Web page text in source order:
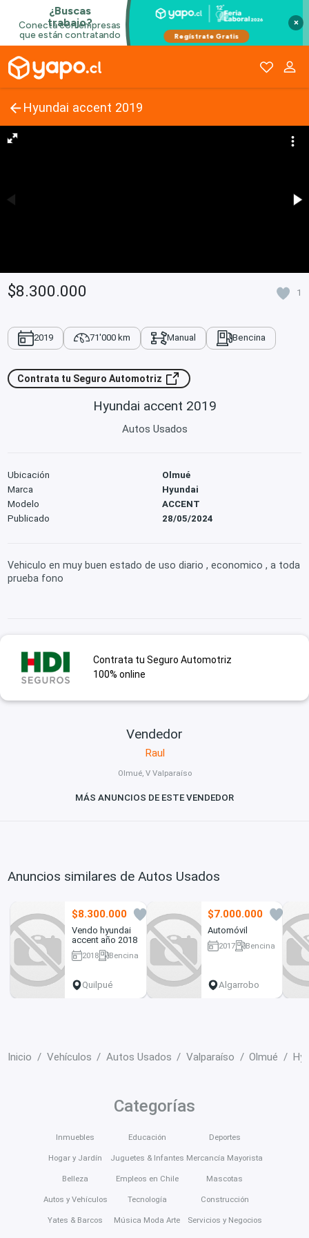
×
Hyundai accent 2019
$8.300.000 1
2019 71'000 km Manual Bencina
Contrata tu Seguro Automotriz
Hyundai accent 2019
Autos Usados
Ubicación
Olmué
Marca
Hyundai
Modelo
ACCENT
Publicado
28/05/2024
Vehiculo en muy buen estado de uso diario , economico , a toda
prueba fono
Contrata tu Seguro Automotriz
100% online
Vendedor
Raul
Olmué, V Valparaíso
MÁS ANUNCIOS DE ESTE VENDEDOR
Anuncios similares de Autos Usados
$8.300.000
Vendo hyundai
accent año 2018
2018
Bencina
Quilpué
$7.000.000
Automóvil
2017
Bencina
Algarrobo
Inicio Vehículos Autos Usados Valparaíso Olmué
Categorías
Inmuebles
Hogar y Jardín
Belleza
Autos y Vehículos
Yates & Barcos
Educación
Juguetes & Infantes
Empleos en Chile
Tecnología
Música Moda Arte
Deportes
Mercancía Mayorista
Mascotas
Construcción
Servicios y Negocios